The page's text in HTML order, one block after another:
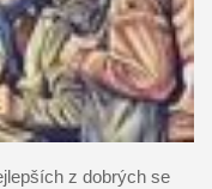
z dobrých se